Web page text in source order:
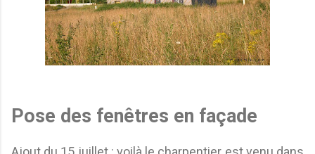
Pose des fenêtres en façade